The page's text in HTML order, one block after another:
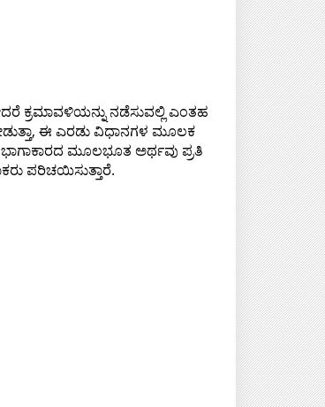
ಕ್ರಮಾವಳಿಯನ್ನು ನಡೆಸುವಲ್ಲಿ ಎಂತಹ
ಈ ಎರಡು ವಿಧಾನಗಳ ಮೂಲಕ
ಭಾಗಾಕಾರದ ಮೂಲಭೂತ ಅರ್ಥವು ಪ್ರತಿ
ಪರಿಚಯಿಸುತ್ತಾರೆ.